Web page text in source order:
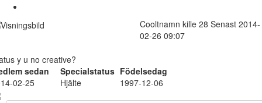
Cooltnamn kille 28 Senast 2014-
02-26 09:07
y u no creative?
sedan
Specialstatus Födelsedag
02-25
Hjälte 1997-12-06